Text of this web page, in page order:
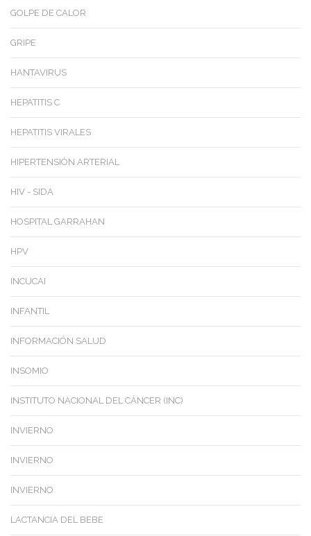
GOLPE DE CALOR
GRIPE
HANTAVIRUS
HEPATITIS C
HEPATITIS VIRALES
HIPERTENSIÓN ARTERIAL
HIV - SIDA
HOSPITAL GARRAHAN
HPV
INCUCAI
INFANTIL
INFORMACIÓN SALUD
INSOMIO
INSTITUTO NACIONAL DEL CÁNCER (INC)
INVIERNO
INVIERNO
INVIERNO
LACTANCIA DEL BEBE